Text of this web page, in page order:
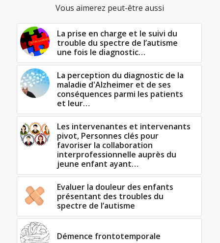
Vous aimerez peut-être aussi
La prise en charge et le suivi du
trouble du spectre de l’autisme
une fois le diagnostic…
La perception du diagnostic de la
maladie d'Alzheimer et de ses
conséquences parmi les patients
et leur…
Les intervenantes et intervenants
pivot, Personnes clés pour
favoriser la collaboration
interprofessionnelle auprès du
jeune enfant ayant…
Evaluer la douleur des enfants
présentant des troubles du
spectre de l’autisme
Démence frontotemporale